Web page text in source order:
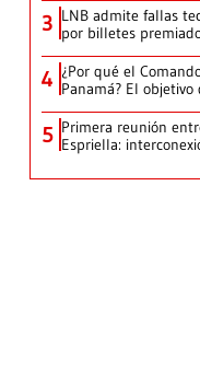
3 LNB admite fallas
por billetes
4 ¿Por qué el
Panamá? El
5 Primera reunión
Espriella: